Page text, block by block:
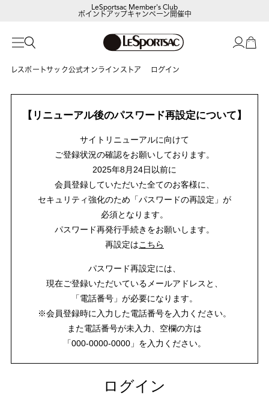
LeSportsac Member's Club
ポイントアップキャンペーン開催中
レスポートサック公式オンラインストア ログイン
【リニューアル後のパスワード再設定について】
サイトリニューアルに向けて
ご登録状況の確認をお願いしております。
2025年8月24日以前に
会員登録していただいた全てのお客様に、
セキュリティ強化のため「パスワードの再設定」が
必須となります。
パスワード再発行手続きをお願いします。
再設定はこちら
パスワード再設定には、
現在ご登録いただいているメールアドレスと、
「電話番号」が必要になります。
※会員登録時に入力した電話番号を入力ください。
また電話番号が未入力、空欄の方は
「000-0000-0000」を入力ください。
ログイン